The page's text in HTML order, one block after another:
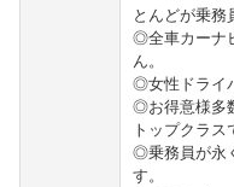
とんどが乗務
◎全車カーナ
ん。
◎女性ドライ
◎お得意様多
トップクラス
◎乗務員が永
す。